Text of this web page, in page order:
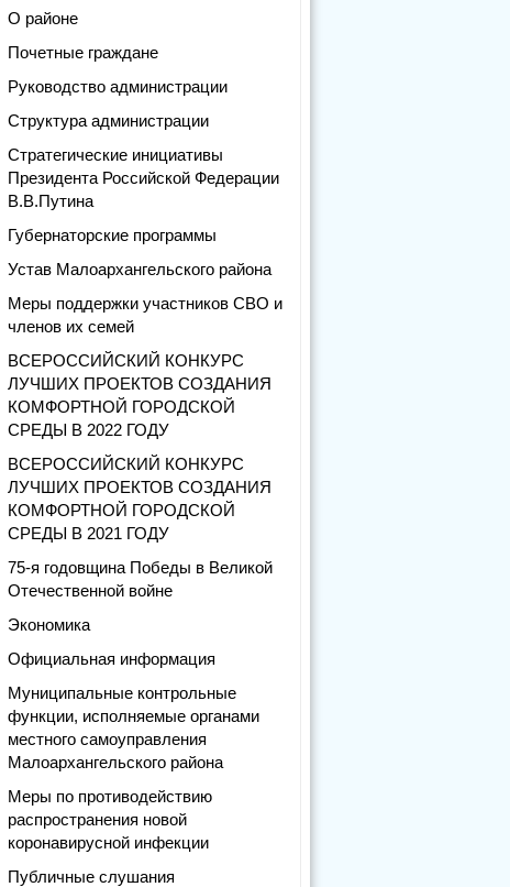
О районе
Почетные граждане
Руководство администрации
Структура администрации
Стратегические инициативы
Президента Российской Федерации
В.В.Путина
Губернаторские программы
Устав Малоархангельского района
Меры поддержки участников СВО и
членов их семей
ВСЕРОССИЙСКИЙ КОНКУРС
ЛУЧШИХ ПРОЕКТОВ СОЗДАНИЯ
КОМФОРТНОЙ ГОРОДСКОЙ
СРЕДЫ В 2022 ГОДУ
ВСЕРОССИЙСКИЙ КОНКУРС
ЛУЧШИХ ПРОЕКТОВ СОЗДАНИЯ
КОМФОРТНОЙ ГОРОДСКОЙ
СРЕДЫ В 2021 ГОДУ
75-я годовщина Победы в Великой
Отечественной войне
Экономика
Официальная информация
Муниципальные контрольные
функции, исполняемые органами
местного самоуправления
Малоархангельского района
Меры по противодействию
распространения новой
коронавирусной инфекции
Публичные слушания